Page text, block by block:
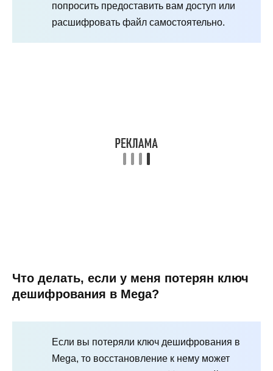
попросить предоставить вам доступ или
расшифровать файл самостоятельно.
Что делать, если у меня потерян ключ
дешифрования в Mega?
Если вы потеряли ключ дешифрования в
Mega, то восстановление к нему может